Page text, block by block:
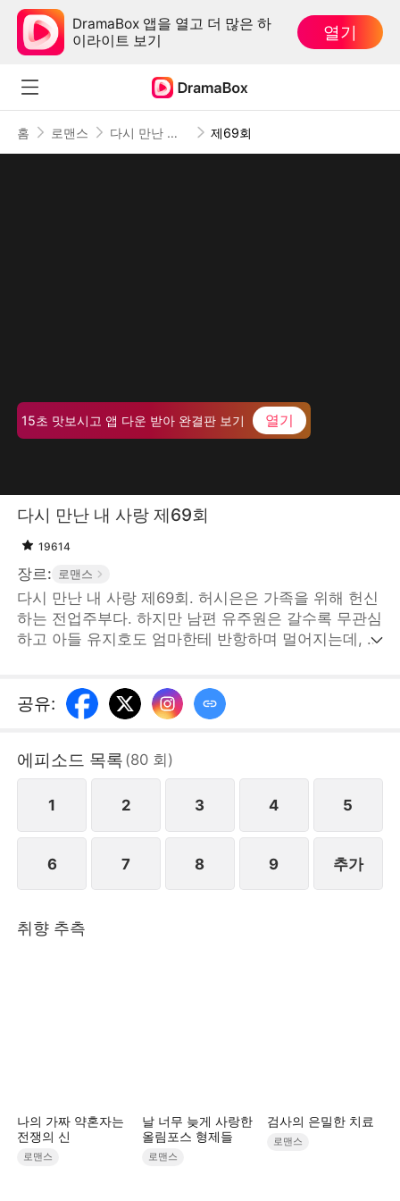
DramaBox 앱을 열고 더 많은 하
이라이트 보기
열기
홈 로맨스 다시 만난 내 사랑 제69회
15초 맛보시고 앱 다운 받아 완결판 보기 열기
다시 만난 내 사랑 제69회
19614
장르: 로맨스
다시 만난 내 사랑 제69회. 허시은은 가족을 위해 헌신
하는 전업주부다. 하지만 남편 유주원은 갈수록 무관심
하고 아들 유지호도 엄마한테 반항하며 멀어지는데, 이
시 갑부 지성준을 만난다. 지성준은 그녀한테 관심을
보이며 해결사가 되어준다. STORYMATRIX PTE.LTD
공유:
에피소드 목록 (80 회)
1 2 3 4 5
6 7 8 9 추가
취향 추측
나의 가짜 약혼자는
전쟁의 신
로맨스
날 너무 늦게 사랑한
올림포스 형제들
로맨스
검사의 은밀한 치료
로맨스